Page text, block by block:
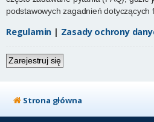
podstawowych zagadnień dotyczących
Regulamin | Zasady ochrony
Zarejestruj się
Strona główna